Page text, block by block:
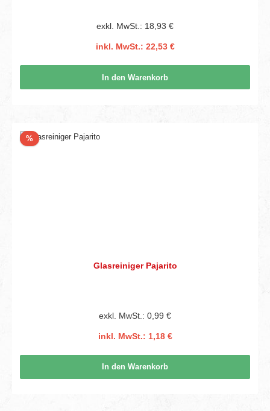
exkl. MwSt.: 18,93 €
inkl. MwSt.: 22,53 €
In den Warenkorb
%Rabatt
Glasreiniger Pajarito
exkl. MwSt.: 0,99 €
inkl. MwSt.: 1,18 €
In den Warenkorb